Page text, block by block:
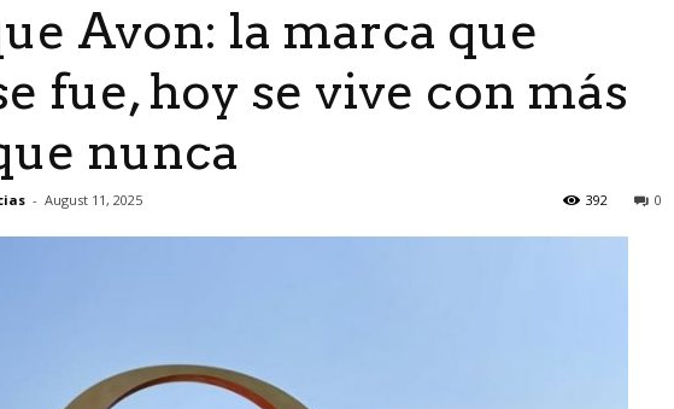
Avon: la marca que
fue, hoy se vive con más
nunca
- August 11, 2025 0
392